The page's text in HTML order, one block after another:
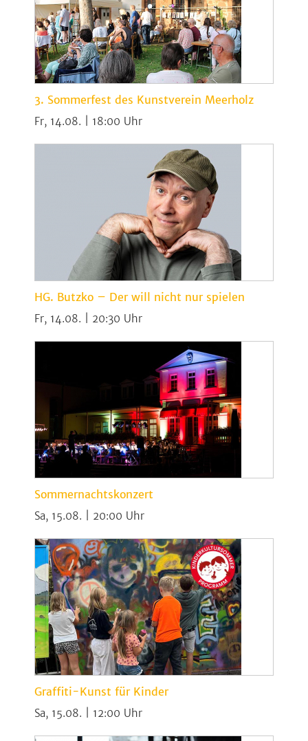
3. Sommerfest des Kunstverein Meerholz
Fr, 14.08. | 18:00
HG. Butzko – Der will nicht nur spielen
Fr, 14.08. | 20:30
Sommernachtskonzert
Sa, 15.08. | 20:00
Graffiti-Kunst für Kinder
Sa, 15.08. | 12:00